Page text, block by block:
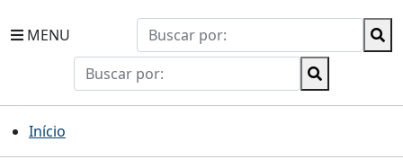
MENU
Início